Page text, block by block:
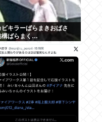
キラーばらまきおばさ
構ばらまく…